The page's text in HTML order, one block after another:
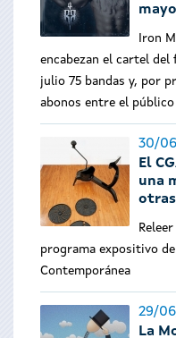
Iron
encabezan el cartel del
julio 75 bandas y, por
abonos entre el público
30/
El
una
programa expositivo
Contemporánea
29/
La